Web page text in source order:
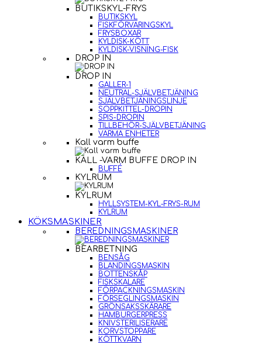
BUTIKSKYL-FRYS
BUTIKSKYL
FISKFÖRVARINGSKYL
FRYSBOXAR
KYLDISK-KÖTT
KYLDISK-VISNING-FISK
DROP IN
DROP IN
GALLER-1
NEUTRAL-SJÄLVBETJÄNING
SJÄLVBETJÄNINGSLINJE
SOPPKITTEL-DROPIN
SPIS-DROPIN
TILLBEHÖR-SJÄLVBETJÄNING
VARMA ENHETER
Kall varm buffe
KALL -VARM BUFFE DROP IN
BUFFÉ
KYLRUM
KYLRUM
HYLLSYSTEM-KYL-FRYS-RUM
KYLRUM
KÖKSMASKINER
BEREDNINGSMASKINER
BEARBETNING
BENSÅG
BLANDINGSMASKIN
BOTTENSKÅP
FISKSKALARE
FÖRPACKNINGSMASKIN
FÖRSEGLINGSMASKIN
GRÖNSAKSSKÄRARE
HAMBURGERPRESS
KNIVSTERILISERARE
KORVSTOPPARE
KÖTTKVARN